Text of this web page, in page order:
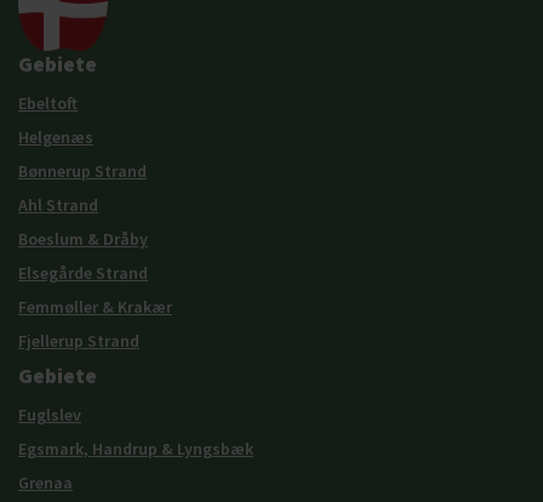
Gebiete
Ebeltoft
Helgenæs
Bønnerup Strand
Ahl Strand
Boeslum & Dråby
Elsegårde Strand
Femmøller & Krakær
Fjellerup Strand
Gebiete
Fuglslev
Egsmark, Handrup & Lyngsbæk
Grenaa